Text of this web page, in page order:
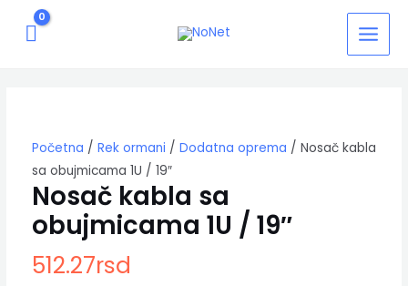
MAIN
MENU
Početna / Rek ormani / Dodatna oprema / Nosač kabla
sa obujmicama 1U / 19″
Nosač kabla sa
obujmicama 1U / 19″
512.27rsd
1U
/
19"
količina